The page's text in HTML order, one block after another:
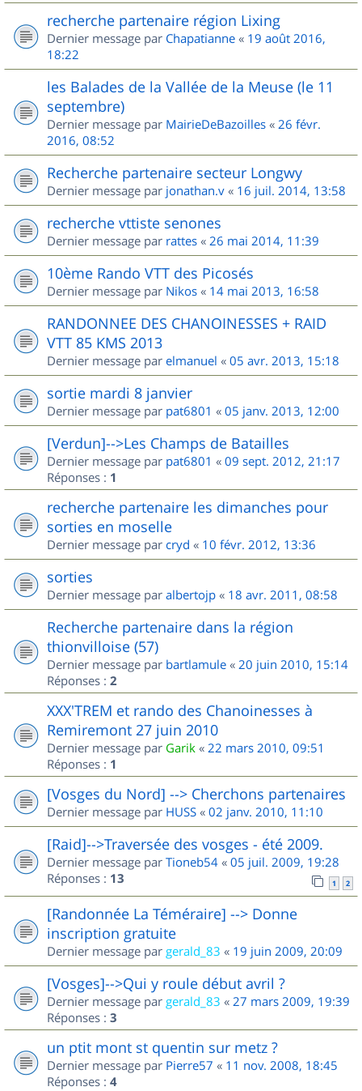
recherche partenaire région Lixing
Dernier message par Chapatianne « 19 août 2016,
18:22
les Balades de la Vallée de la Meuse (le 11
septembre)
Dernier message par MairieDeBazoilles « 26 févr.
2016, 08:52
Recherche partenaire secteur Longwy
Dernier message par jonathan.v « 16 juil. 2014, 13:58
recherche vttiste senones
Dernier message par rattes « 26 mai 2014, 11:39
10ème Rando VTT des Picosés
Dernier message par Nikos « 14 mai 2013, 16:58
RANDONNEE DES CHANOINESSES + RAID
VTT 85 KMS 2013
Dernier message par elmanuel « 05 avr. 2013, 15:18
sortie mardi 8 janvier
Dernier message par pat6801 « 05 janv. 2013, 12:00
[Verdun]-->Les Champs de Batailles
Dernier message par pat6801 « 09 sept. 2012, 21:17
Réponses : 1
recherche partenaire les dimanches pour
sorties en moselle
Dernier message par cryd « 10 févr. 2012, 13:36
sorties
Dernier message par albertojp « 18 avr. 2011, 08:58
Recherche partenaire dans la région
thionvilloise (57)
Dernier message par bartlamule « 20 juin 2010, 15:14
Réponses : 2
XXX'TREM et rando des Chanoinesses à
Remiremont 27 juin 2010
Dernier message par Garik « 22 mars 2010, 09:51
Réponses : 1
[Vosges du Nord] --> Cherchons partenaires
Dernier message par HUSS « 02 janv. 2010, 11:10
[Raid]-->Traversée des vosges - été 2009.
Dernier message par Tioneb54 « 05 juil. 2009, 19:28
Réponses : 13 1 2
[Randonnée La Téméraire] --> Donne
inscription gratuite
Dernier message par gerald_83 « 19 juin 2009, 20:09
[Vosges]-->Qui y roule début avril ?
Dernier message par gerald_83 « 27 mars 2009, 19:39
Réponses : 3
un ptit mont st quentin sur metz ?
Dernier message par Pierre57 « 11 nov. 2008, 18:45
Réponses : 4